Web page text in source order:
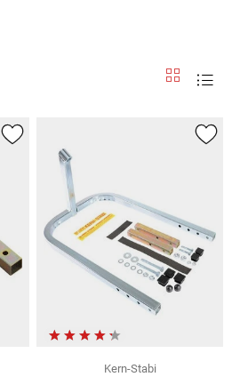
Kern-Stabi